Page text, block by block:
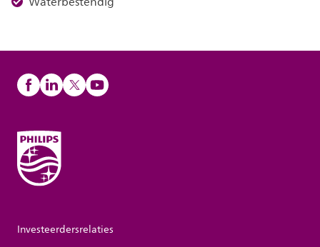
Investeerdersrelaties